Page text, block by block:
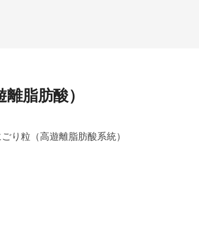
脂肪酸）
り粒（高遊離脂肪酸系統）